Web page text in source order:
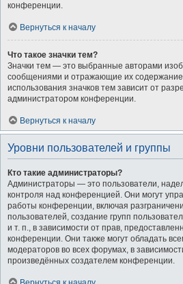
конференции.
Вернуться к началу
Что такое значки тем?
Значки тем — это выбранные авторами
сообщениями и отражающие их
использования значков тем зависит от
администратором конференции.
Вернуться к началу
Уровни пользователей и группы
Кто такие администраторы?
Администраторы — это пользователи,
контроля над конференцией. Они могут
работы конференции, включая
пользователей, создание групп
и т. п., в зависимости от прав,
конференции. Они также могут обладать
модераторов во всех форумах, в
произведённых создателем конференции.